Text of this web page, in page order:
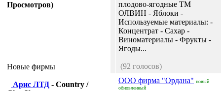
Просмотров)
Новые фирмы
Арис ЛТД - Country /
плодово-ягодные ТМ
ОЛВИН - Яблоки -
Используемые материалы: -
Концентрат - Сахар -
Виноматериалы - Фрукты -
Ягоды...
(92 голосов)
ООО фирма "Ордана" новый
обновленный